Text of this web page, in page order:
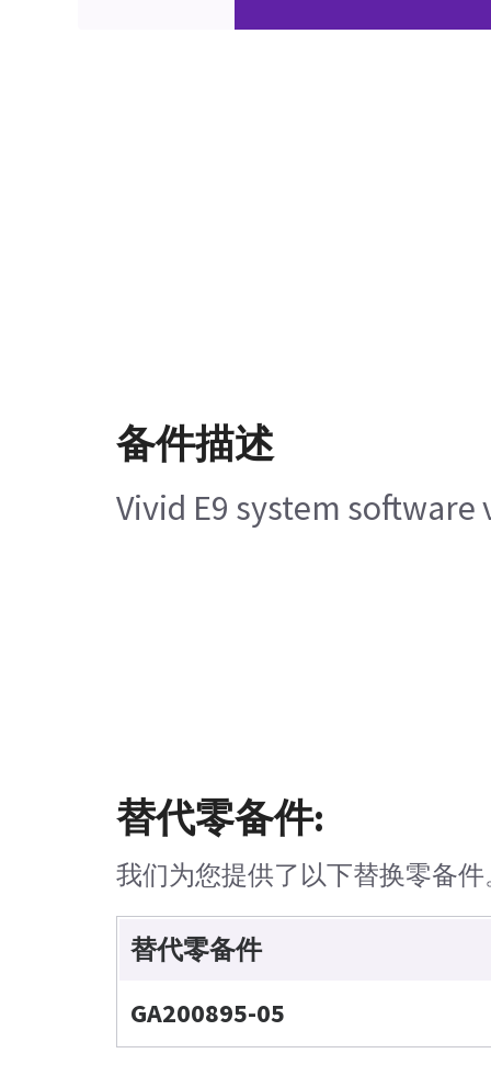
备件描述
Vivid E9 system software
替代零备件:
我们为您提供了以下替换零备
替代零备件
GA200895-05